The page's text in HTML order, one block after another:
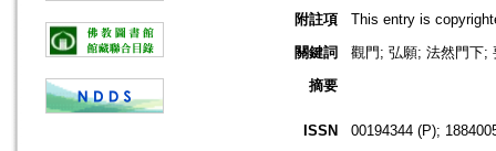
附註項
This entry is
關鍵詞
觀門; 弘願; 法然門下;
摘要
ISSN
00194344 (P);